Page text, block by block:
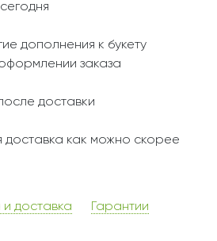
дополнения к букету
заказа
доставки
доставка как можно скорее
доставка
Гарантии